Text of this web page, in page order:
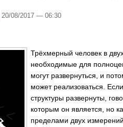
, 20/08/2017 — 06:30
Трёхмерный человек в
необходимые для
могут развернуться, и
может реализоваться.
структуры развернуты,
которым он является, но
пределами двух